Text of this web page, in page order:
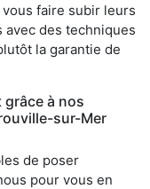
faire subir leurs
des techniques
la garantie de
à nos
sur-Mer
de poser
pour vous en